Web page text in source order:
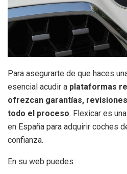
Para asegurarte de que haces
esencial acudir a plataformas
ofrezcan garantías,
todo el proceso. Flexicar es
en España para adquirir coches
confianza.
En su web puedes: